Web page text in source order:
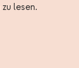
zu lesen.